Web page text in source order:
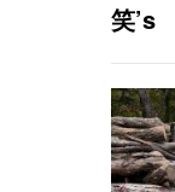
笑’s